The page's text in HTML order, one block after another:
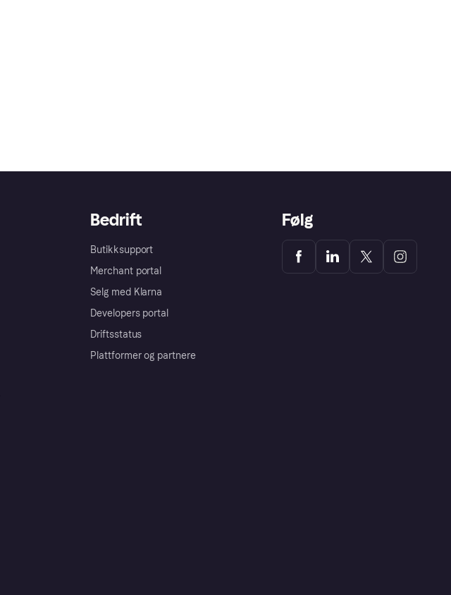
Bedrift
Butikksupport
Merchant portal
Selg med Klarna
Developers portal
Driftsstatus
Plattformer og partnere
Følg